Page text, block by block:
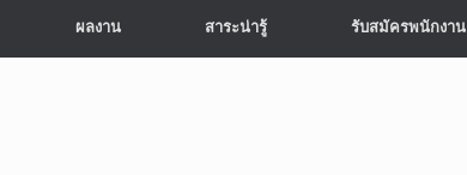
ผลงาน สาระน่ารู้ รับสมัครพนักงาน